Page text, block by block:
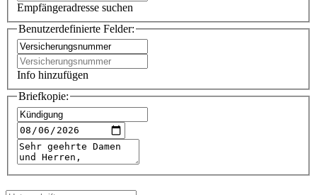
Empfängeradresse suchen
Benutzerdefinierte Felder:
Info hinzufügen
Briefkopie: